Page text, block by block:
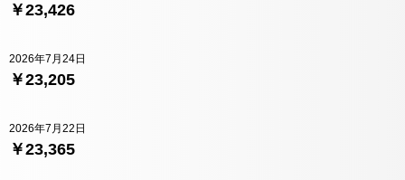
￥23,426
￥23,205
2026年7月24日
￥23,365
2026年7月22日